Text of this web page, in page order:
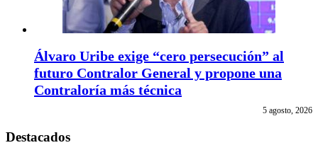
Álvaro Uribe exige “cero persecución” al
futuro Contralor General y propone una
Contraloría más técnica
5 agosto, 2026
Destacados